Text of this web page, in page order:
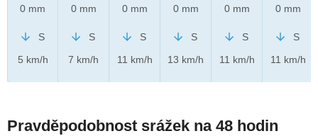
0 mm
S
5 km/h
0 mm
S
7 km/h
0 mm
S
11 km/h
0 mm
S
13 km/h
0 mm
S
11 km/h
0 mm
S
11 km/h
Pravděpodobnost srážek na 48 hodin